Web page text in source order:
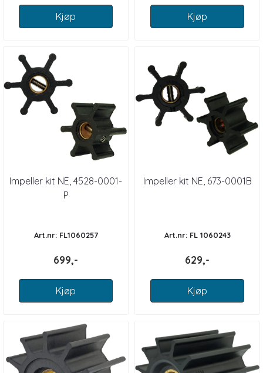
Kjøp Kjøp
Impeller kit NE, 4528-0001-
P
Art.nr: FL1060257
699,-
Kjøp
Impeller kit NE, 673-0001B
Art.nr: FL 1060243
629,-
Kjøp